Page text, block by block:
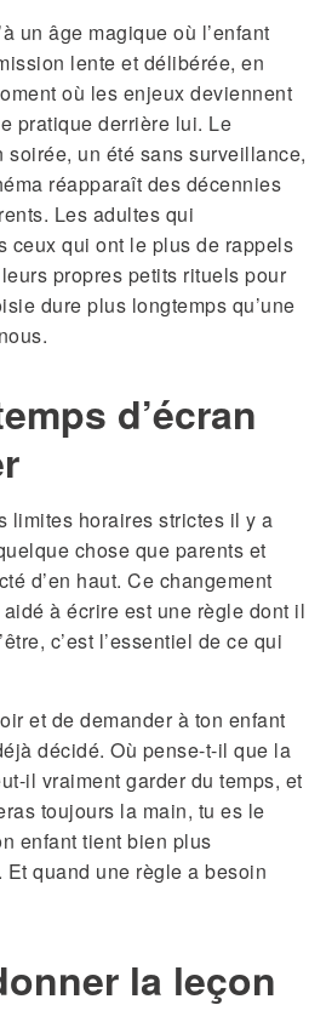
un âge magique où l’enfant
lente et délibérée, en
où les enjeux deviennent
pratique derrière lui. Le
un été sans surveillance,
réapparaît des décennies
Les adultes qui
ceux qui ont le plus de rappels
propres petits rituels pour
dure plus longtemps qu’une
d’écran
limites horaires strictes il y a
chose que parents et
d’en haut. Ce changement
à écrire est une règle dont il
c’est l’essentiel de ce qui
et de demander à ton enfant
décidé. Où pense-t-il que la
il vraiment garder du temps, et
toujours la main, tu es le
enfant tient bien plus
quand une règle a besoin
la leçon